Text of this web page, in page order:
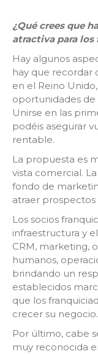
¿Qué crees que
atractiva para los
Hay algunos
hay que recordar
en el Reino
oportunidades
Unirse en las
podéis asegurar
rentable.
La propuesta es
vista comercial.
fondo de
atraer prospectos
Los socios
infraestructura y
CRM, marketing,
humanos,
brindando un
establecidos
que los
crecer su negocio.
Por último, cabe
muy reconocida